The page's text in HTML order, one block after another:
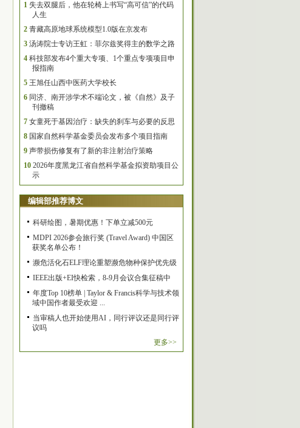
1 失去双腿后，他在轮椅上书写“高可信”的代码
人生
2 青藏高原地球系统模型1.0版在京发布
3 汤涛院士专访王虹：菲尔兹奖得主的数学之路
4 科技部发布4个重大专项、1个重点专项项目申
报指南
5 王旭任山西中医药大学校长
6 同济、南开涉学术不端论文，被《自然》及子
刊撤稿
7 女童死于基因治疗：缺失的刹车与必要的反思
8 国家自然科学基金委员会发布多个项目指南
9 声带损伤修复有了新的非注射治疗策略
10 2026年度黑龙江省自然科学基金拟资助项目公
示
编辑部推荐博文
科研绘图，暑期优惠！下单立减500元
MDPI 2026参会旅行奖 (Travel Award) 中国区
获奖名单公布！
濒危活化石ELF理论重塑濒危物种保护优先级
IEEE出版+EI快检索，8-9月会议合集征稿中
年度Top 10榜单 | Taylor & Francis科学与技术领
域中国作者最受欢迎 ...
当审稿人也开始使用AI，同行评议还是同行评
议吗
更多>>